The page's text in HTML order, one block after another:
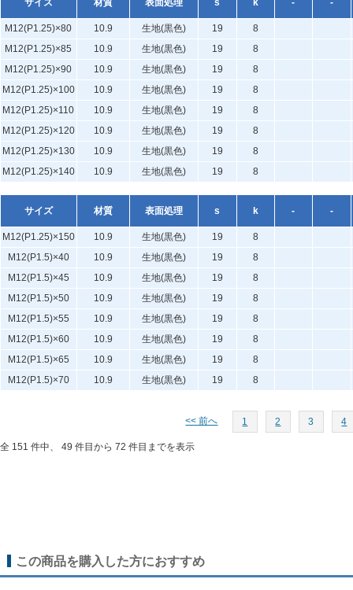
サイズ 材質 表面処理 s k - -
M12(P1.25)×80 10.9 生地(黒色) 19
8
M12(P1.25)×85
10.9 生地(黒色) 19
8
M12(P1.25)×90
10.9 生地(黒色) 19
8
M12(P1.25)×100
10.9 生地(黒色) 19
8
M12(P1.25)×110
10.9 生地(黒色) 19
8
M12(P1.25)×120
10.9 生地(黒色) 19
8
M12(P1.25)×130
10.9 生地(黒色) 19
8
M12(P1.25)×140
10.9 生地(黒色) 19 8
サイズ 材質 表面処理 s k - -
M12(P1.25)×150 10.9 生地(黒色) 19
8
M12(P1.5)×40
10.9 生地(黒色) 19
8
M12(P1.5)×45
10.9 生地(黒色) 19
8
M12(P1.5)×50
10.9 生地(黒色) 19
8
M12(P1.5)×55
10.9 生地(黒色) 19
8
M12(P1.5)×60
10.9 生地(黒色) 19
8
M12(P1.5)×65
10.9 生地(黒色) 19
8
M12(P1.5)×70
10.9 生地(黒色) 19 8
<< 前へ 1 2 3 4
全 151 件中、 49 件目から 72 件目までを表示
この商品を購入した方におすすめ